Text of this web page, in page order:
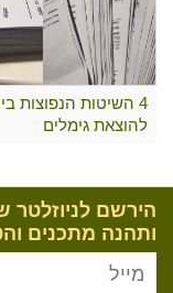
4 השיטות הנפוצות
להוצאת גימלים
הירשם לניוזלטר
ותהנה מתכנים